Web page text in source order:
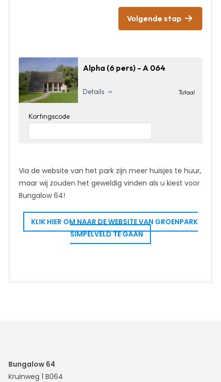
Volgende stap
Alpha (6 pers) - A 064
Details Totaal
Kortingscode
Via de website van het park zijn meer huisjes te huur,
maar wij zouden het geweldig vinden als u kiest voor
Bungalow 64!
KLIK HIER OM NAAR DE WEBSITE VAN GROENPARK
SIMPELVELD TE GAAN
Bungalow 64
Kruinweg 1 B064